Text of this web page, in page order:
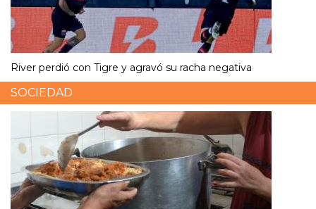
River perdió con Tigre y agravó su racha negativa
SOCIEDAD